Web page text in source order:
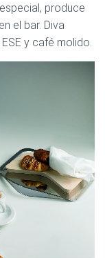
produce
el bar. Diva
y café molido.